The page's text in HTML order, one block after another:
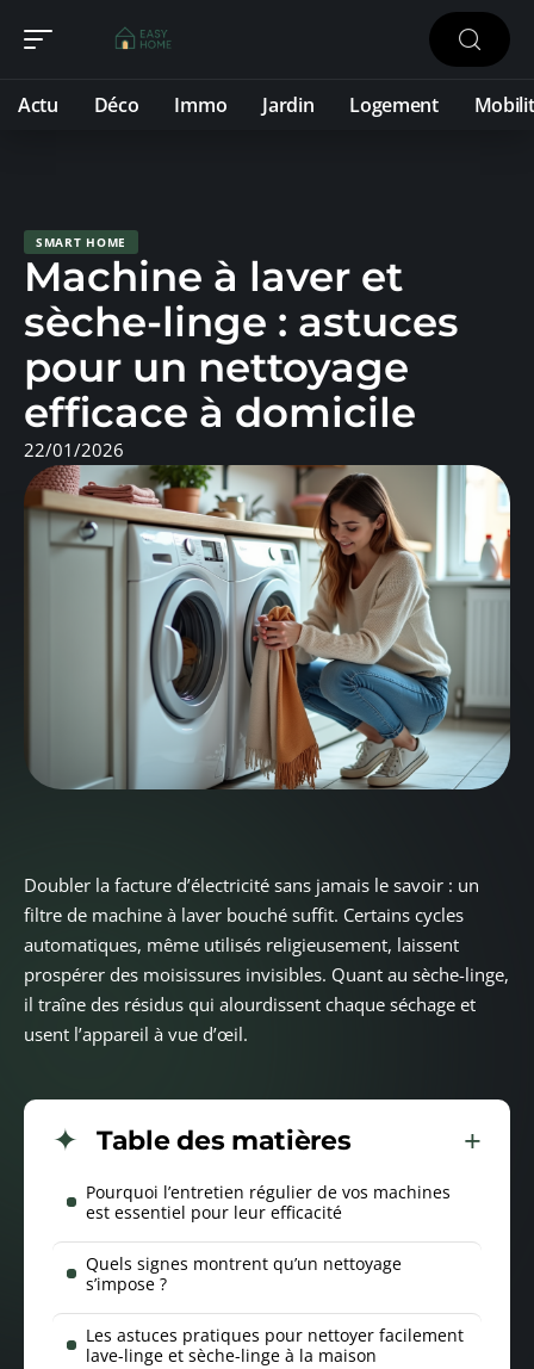
Actu Déco Immo Jardin Logement
SMART HOME
Machine à laver et
sèche-linge : astuces
pour un nettoyage
efficace à domicile
22/01/2026
Doubler la facture d’électricité sans jamais le savoir : un
filtre de machine à laver bouché suffit. Certains cycles
automatiques, même utilisés religieusement, laissent
prospérer des moisissures invisibles. Quant au sèche-linge,
il traîne des résidus qui alourdissent chaque séchage et
usent l’appareil à vue d’œil.
Table des matières
Pourquoi l’entretien régulier de vos machines
est essentiel pour leur efficacité
Quels signes montrent qu’un nettoyage
s’impose ?
Les astuces pratiques pour nettoyer facilement
lave-linge et sèche-linge à la maison